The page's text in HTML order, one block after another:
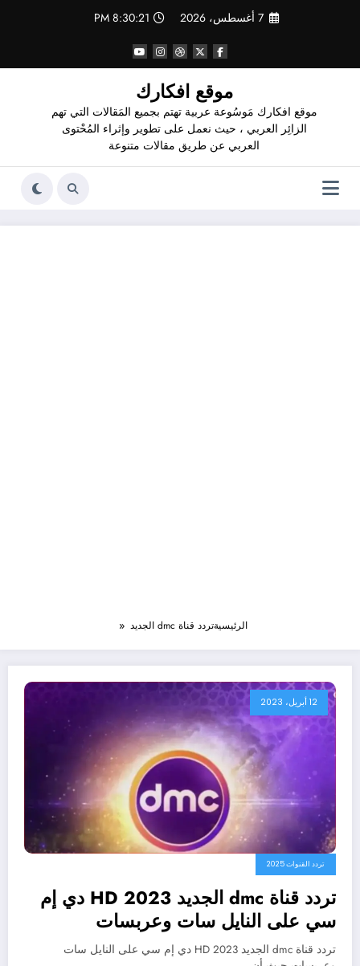
7 أغسطس، 2026 8:30:21 PM
موقع افكارك
موقع افكارك مَوسُوعة عربية تهتم بجميع المَقالات التي تهم
الزائِر العربي ، حيث نعمل على تطوير وإثراء المُحْتوى
العربي عن طريق مقالات متنوعة
الرئيسيةتردد قناة dmc الجديد
12 أبريل، 2023
تردد القنوات 2025
تردد قناة dmc الجديد 2023 HD دي إم
سي على النايل سات وعربسات
تردد قناة dmc الجديد 2023 HD دي إم سي على النايل سات